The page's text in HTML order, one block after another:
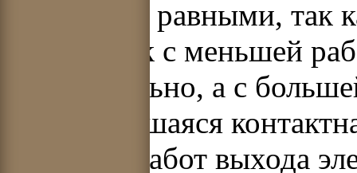
становятся равными,
Проводник с меньшей
положительно, а с
Установившаяся
разности работ выхода